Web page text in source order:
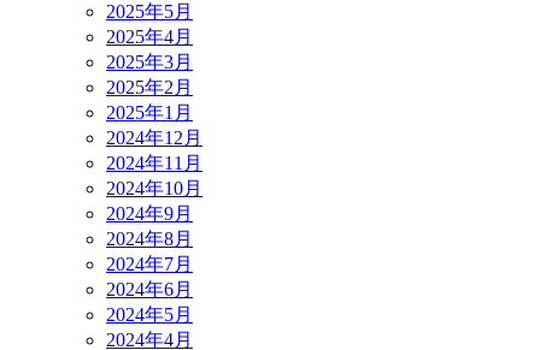
2025年5月
2025年4月
2025年3月
2025年2月
2025年1月
2024年12月
2024年11月
2024年10月
2024年9月
2024年8月
2024年7月
2024年6月
2024年5月
2024年4月